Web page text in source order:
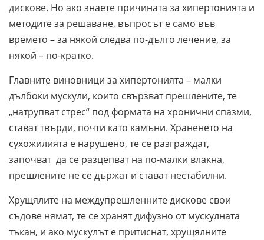
дискове. Но ако знаете причината за хипертонията и
методите за решаване, въпросът е само във
времето – за някой следва по-дълго лечение, за
някой – по-кратко.
Главните виновници за хипертонията – малки
дълбоки мускули, които свързват прешлените, те
„натрупват стрес“ под формата на хронични спазми,
стават твърди, почти като камъни. Храненето на
сухожилията е нарушено, те се разграждат,
започват да се разцепват на по-малки влакна,
прешлените не се държат и стават нестабилни.
Хрущялите на междупрешленните дискове свои
съдове нямат, те се хранят дифузно от мускулната
тъкан, и ако мускулът е притиснат, хрущялните